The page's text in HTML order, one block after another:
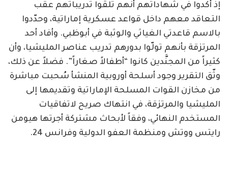
إذ أكدوا في شهاداتهم أنهم تلقّوا تدريباتهم عقب
التعاقد معهم داخل قواعد عسكرية إماراتية، وحدّدوا
بالاسم قاعدتي الغياثي والوثبة في أبوظبي. وأفاد أحد
المرتزقة بأنهم تولّوا بدورهم تدريب عناصر المليشيا، وأن
كثيراً من المجنَّدين كانوا “أطفالاً صغاراً”. فضلاً عن ذلك،
وثّق التقرير وجود أسلحة أوروبية المنشأ سُحبت مباشرة
من مخازن القوات المسلحة الإماراتية وتقديمها إلى
المليشيا والمرتزقة، في انتهاك صريح لاتفاقيات
المستخدم النهائي، وفقاً لأبحاث مشتركة أجرتها هيومن
رايتس ووتش ومنظمة العفو الدولية وفرانس 24.